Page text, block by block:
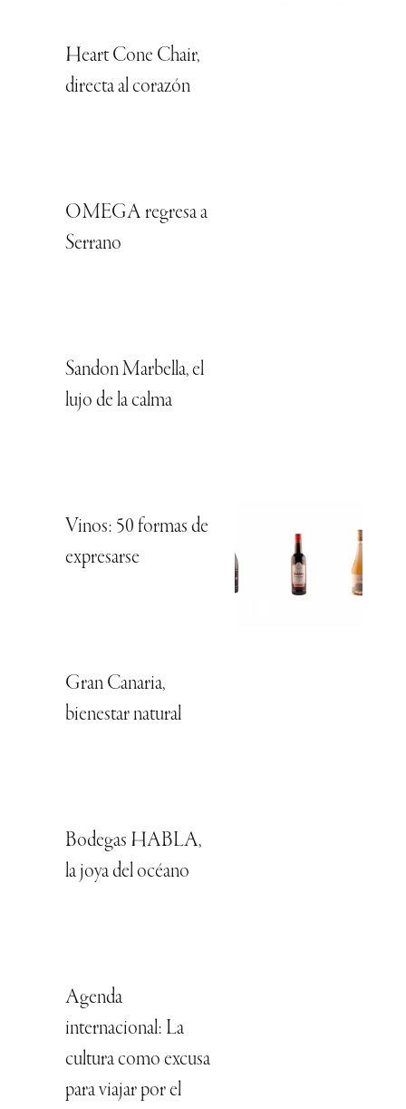
Heart Cone Chair,
directa al corazón
OMEGA regresa a
Serrano
Sandon Marbella, el
lujo de la calma
Vinos: 50 formas de
expresarse
Gran Canaria,
bienestar natural
Bodegas HABLA,
la joya del océano
Agenda
internacional: La
cultura como excusa
para viajar por el